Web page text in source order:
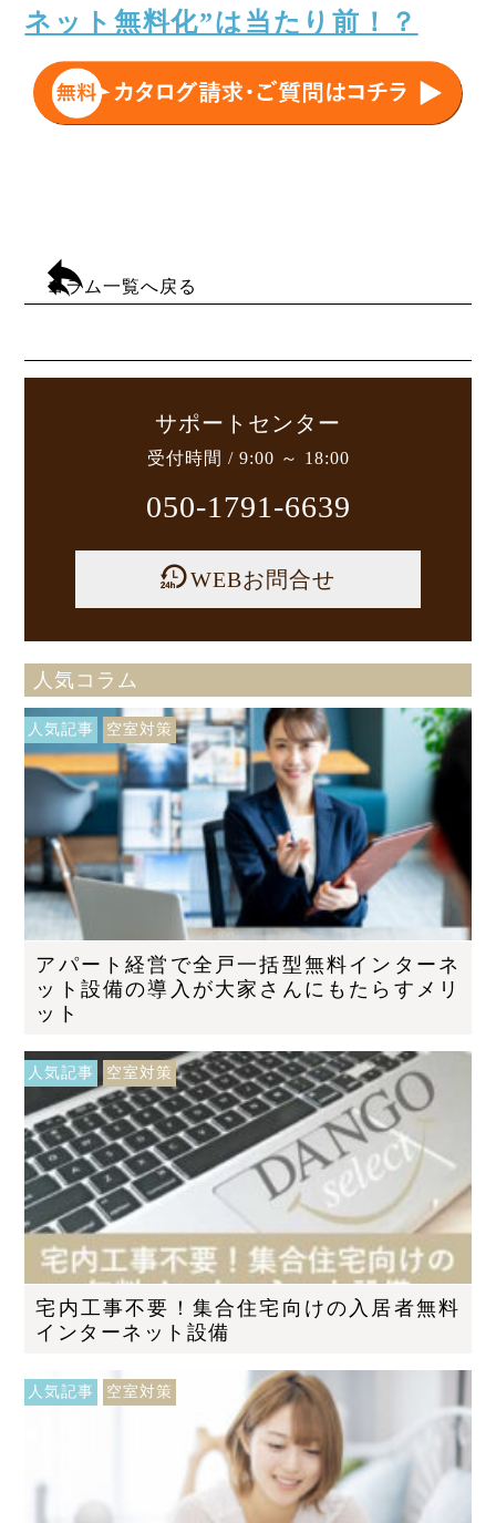
ネット無料化”は当たり前！？
コラム一覧へ戻る
サポートセンター
受付時間 / 9:00 ～ 18:00
050-1791-6639
WEBお問合せ
人気コラム
人気記事 空室対策
アパート経営で全戸一括型無料インターネ
ット設備の導入が大家さんにもたらすメリ
ット
人気記事 空室対策
宅内工事不要！集合住宅向けの入居者無料
インターネット設備
人気記事 空室対策